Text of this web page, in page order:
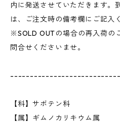
内に発送させていただきます。
は、ご注文時の備考欄にご記入
※SOLD OUTの場合の再入荷の
問合せくださいませ。
【科】サボテン科
【属】ギムノカリキウム属